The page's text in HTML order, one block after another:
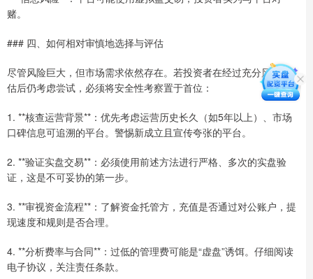
赌。
### 四、如何相对审慎地选择与评估
尽管风险巨大，但市场需求依然存在。若投资者在经过充分风险评
估后仍考虑尝试，必须将安全性考察置于首位：
1. **核查运营背景**：优先考虑运营历史长久（如5年以上）、市场
口碑信息可追溯的平台。警惕新成立且宣传夸张的平台。
2. **验证实盘交易**：必须使用前述方法进行严格、多次的实盘验
证，这是不可妥协的第一步。
3. **审视资金流程**：了解资金托管方，充值是否通过对公账户，提
现速度和规则是否合理。
4. **分析费率与合同**：过低的管理费可能是“虚盘”诱饵。仔细阅读
电子协议，关注责任条款。